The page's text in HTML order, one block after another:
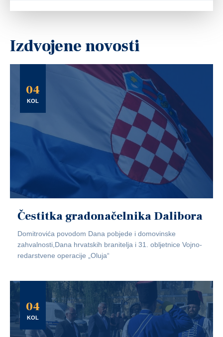
Izdvojene novosti
04
KOL
Čestitka gradonačelnika Dalibora
Domitrovića povodom Dana pobjede i domovinske
zahvalnosti,Dana hrvatskih branitelja i 31. obljetnice Vojno-
redarstvene operacije „Oluja“
04
KOL